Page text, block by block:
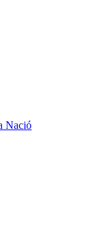
Nació